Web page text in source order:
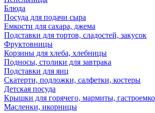
Блюда
Посуда для подачи сыра
Емкости для сахара, джема
Подставки для тортов, сладостей, закусок
Фруктовницы
Корзины для хлеба, хлебницы
Подносы, столики для завтрака
Подставки для яиц
Скатерти, подложки, салфетки, костеры
Детская посуда
Крышки для горячего, мармиты,
Масленки, икорницы